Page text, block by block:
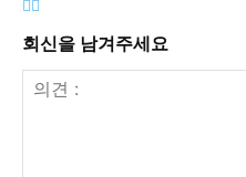
회신을 남겨주세요